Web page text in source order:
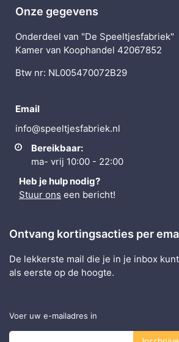
Onze gegevens
Onderdeel van "De Speeltjesfabriek"
Kamer van Koophandel 42067852
Btw nr: NL005470072B29
Email
info@speeltjesfabriek.nl
Bereikbaar:
ma- vrij 10:00 - 22:00
Heb je hulp nodig?
Stuur ons een bericht!
Ontvang kortingsacties per
De lekkerste mail die je in je inbox
als eerste op de hoogte.
Voer uw e-mailadres in